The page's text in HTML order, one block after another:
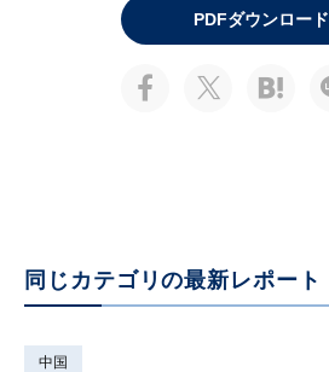
PDFダウンロード
同じカテゴリの最新レポート
中国